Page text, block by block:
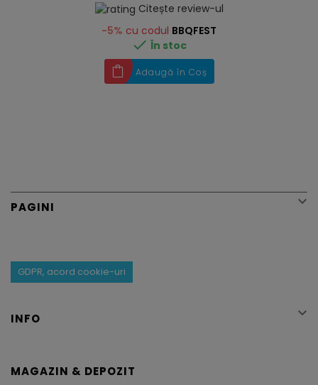
Citește review-ul
-5% cu codul BBQFEST
 În stoc
Adaugă în Coș
PAGINI 
GDPR, acord cookie-uri
INFO 
MAGAZIN & DEPOZIT